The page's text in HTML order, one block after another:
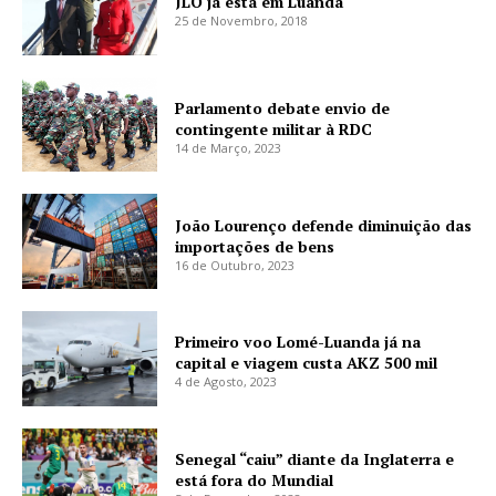
25 de Novembro, 2018
Parlamento debate envio de
contingente militar à RDC
14 de Março, 2023
João Lourenço defende diminuição das
importações de bens
16 de Outubro, 2023
Primeiro voo Lomé-Luanda já na
capital e viagem custa AKZ 500 mil
4 de Agosto, 2023
Senegal “caiu” diante da Inglaterra e
está fora do Mundial